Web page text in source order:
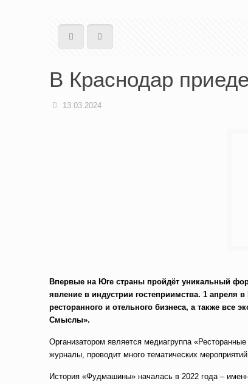
В Краснодар
13.03.2024
Впервые на Юге страны пройдёт уникальный
явление в индустрии гостеприимства. 1 апреля
ресторанного и отельного бизнеса, а также все
Смыслы».
Организатором является медиагруппа
журналы, проводит много тематических
История «Фудмашины» началась в 2022 года –